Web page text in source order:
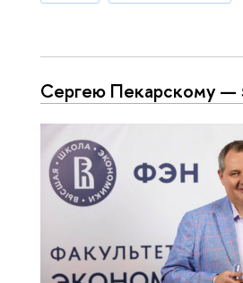
Сергею Пекарскому —